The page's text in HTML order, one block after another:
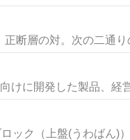
断層の対。次の二通り
けに開発した製品、経
ック（上盤(うわばん)